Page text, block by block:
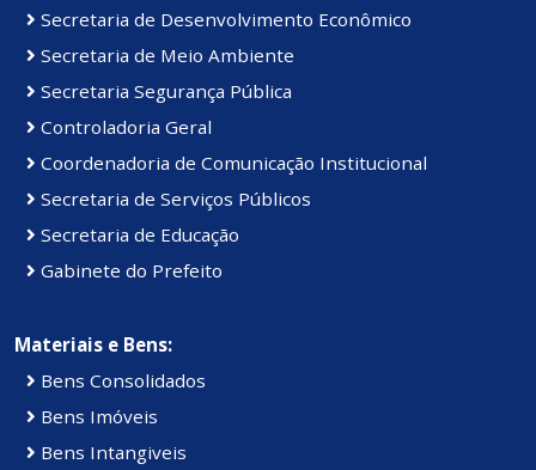
Secretaria de Desenvolvimento Econômico
Secretaria de Meio Ambiente
Secretaria Segurança Pública
Controladoria Geral
Coordenadoria de Comunicação Institucional
Secretaria de Serviços Públicos
Secretaria de Educação
Gabinete do Prefeito
Materiais e Bens:
Bens Consolidados
Bens Imóveis
Bens Intangiveis